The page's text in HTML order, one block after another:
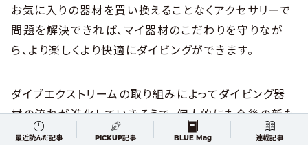
お気に入りの器材を買い換えることなくアクセサリーで
問題を解決できれば、マイ器材のこだわりを守りなが
ら、より楽しくより快適にダイビングができます。
ダイブエクストリームの取り組みによってダイビング器
材の流れが進化していきそうで、個人的にも今後の新た
なアイテム発表を待ち遠しく思っています！
最近読んだ記事 PICKUP記事 BLUE Mag 連載記事